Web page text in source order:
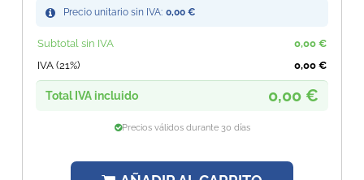
Precio unitario sin IVA: 0,00 €
Subtotal sin IVA
0,00 €
IVA (21%)
0,00 €
Total IVA incluido 0,00 €
Precios válidos durante 30 días